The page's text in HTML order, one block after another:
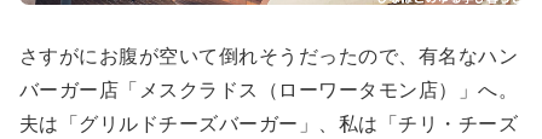
さすがにお腹が空いて倒れそうだったので、有名なハン
バーガー店「メスクラドス（ローワータモン店）」へ。
夫は「グリルドチーズバーガー」、私は「チリ・チーズ